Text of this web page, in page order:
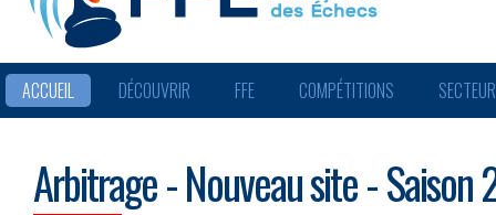
ACCUEIL DÉCOUVRIR FFE COMPÉTITIONS
Arbitrage - Nouveau site - Saison